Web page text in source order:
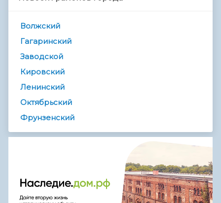
Волжский
Гагаринский
Заводской
Кировский
Ленинский
Октябрьский
Фрунзенский